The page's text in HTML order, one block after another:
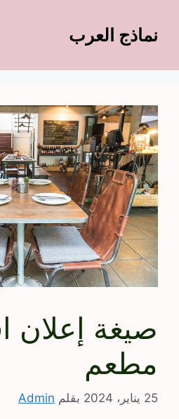
المحتوىنماذج العرب
صيغة إعلان
مطعم
25 يناير، 2024 بقلم Admin